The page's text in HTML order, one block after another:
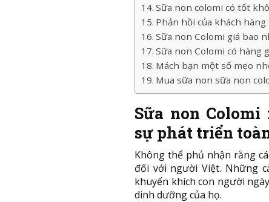
Sữa non colomi có tốt
Phản hồi của khách
Sữa non Colomi giá bao
Sữa non Colomi có hàng
Mách bạn một số mẹo
Mua sữa non sữa non
Sữa non
sự phát triển
Không thể phủ nhận rằng
đối với người Việt. Những
khuyến khích con người
dinh dưỡng của họ.